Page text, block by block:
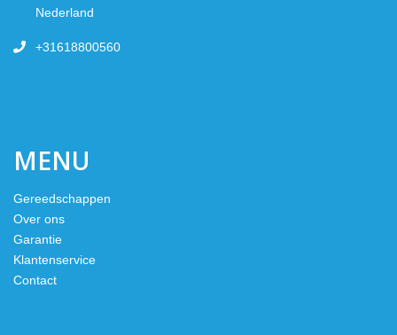
Nederland
+31618800560
MENU
Gereedschappen
Over ons
Garantie
Klantenservice
Contact